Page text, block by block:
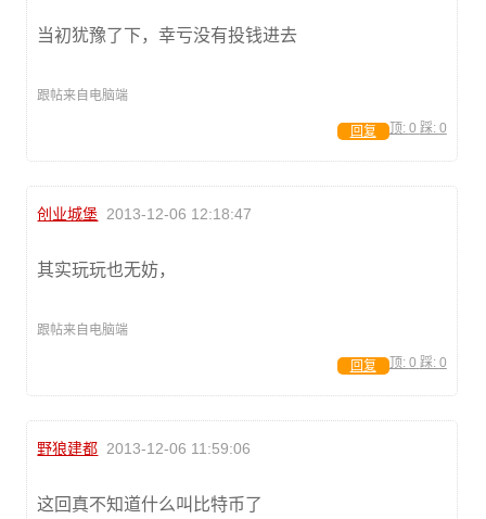
当初犹豫了下，幸亏没有投钱进去
跟帖来自电脑端
顶: 0 踩: 0
回复
创业城堡 2013-12-06 12:18:47
其实玩玩也无妨，
跟帖来自电脑端
顶: 0 踩: 0
回复
野狼建都 2013-12-06 11:59:06
这回真不知道什么叫比特币了